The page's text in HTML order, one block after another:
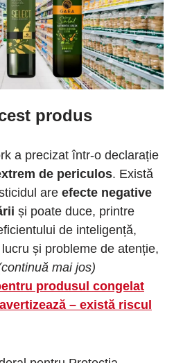
produs
a precizat într-o declarație
de periculos. Există
are efecte negative
și poate duce, printre
de inteligență,
și probleme de atenție,
mai jos)
produsul congelat
– există riscul